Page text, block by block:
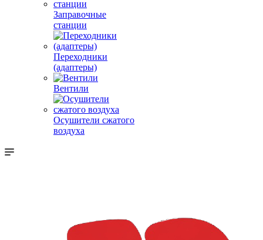
Заправочные
станции
Переходники
(адаптеры)
Вентили
Осушители сжатого
воздуха